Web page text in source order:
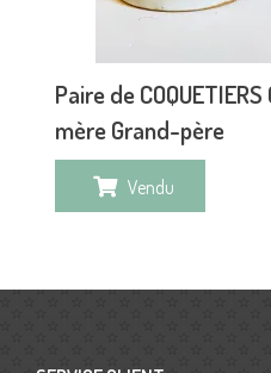
Paire de
mère Grand-père
Vendu